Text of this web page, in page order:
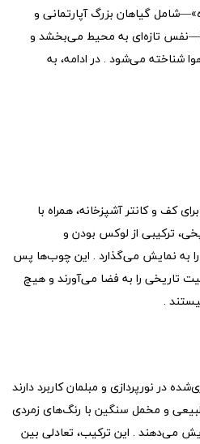
گیاهان بزرگ آپارتمانی و
فتو‌بیروراتور خانگی Liquid Tree—نفس تازه‌ای به محیط می‌بخشد و
شناخته می‌شود . در ادامه، به
کف و کانتر آشپزخانه، همراه با
ترکیبی از لوکس بودن و
به نمایش می‌گذارد . این چوب‌ها پس
تاریخی را به فضا می‌آورند و هیچ
.
در نورپردازی و مبلمان کاربرد دارند
طبیعی و مخمل سنگین با رنگ‌های زمردی
می‌دهند . این ترکیب، تعادلی بین